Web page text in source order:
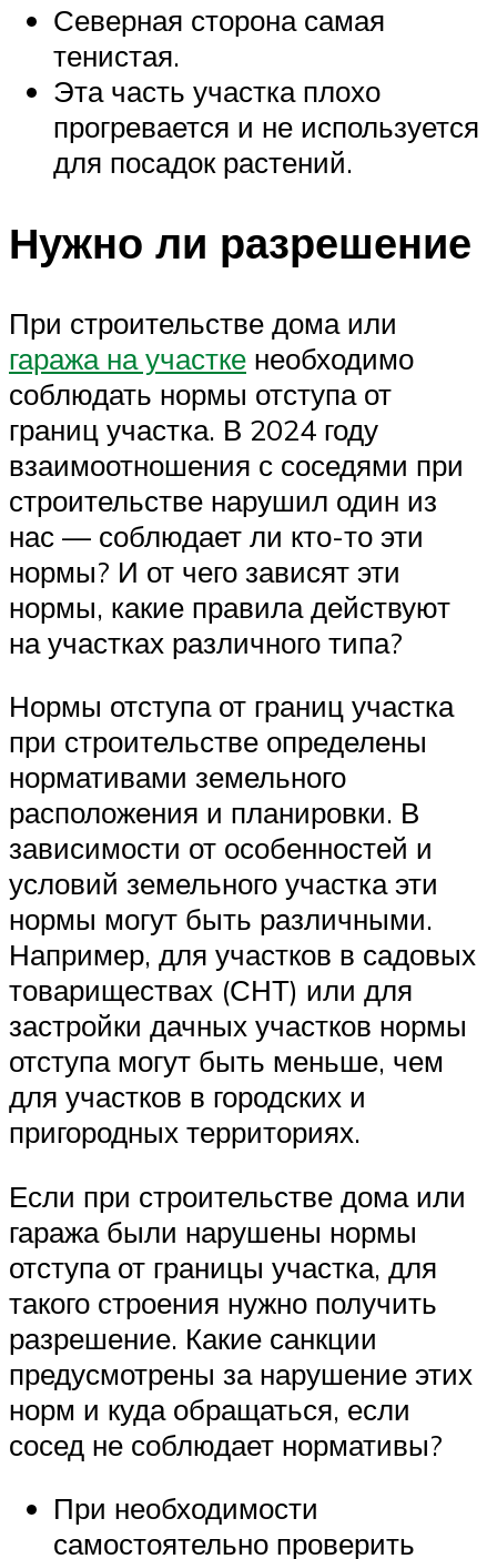
Северная сторона самая
тенистая.
Эта часть участка плохо
прогревается и не используется
для посадок растений.
Нужно ли разрешение
При строительстве дома или
гаража на участке необходимо
соблюдать нормы отступа от
границ участка. В 2024 году
взаимоотношения с соседями при
строительстве нарушил один из
нас — соблюдает ли кто-то эти
нормы? И от чего зависят эти
нормы, какие правила действуют
на участках различного типа?
Нормы отступа от границ участка
при строительстве определены
нормативами земельного
расположения и планировки. В
зависимости от особенностей и
условий земельного участка эти
нормы могут быть различными.
Например, для участков в садовых
товариществах (СНТ) или для
застройки дачных участков нормы
отступа могут быть меньше, чем
для участков в городских и
пригородных территориях.
Если при строительстве дома или
гаража были нарушены нормы
отступа от границы участка, для
такого строения нужно получить
разрешение. Какие санкции
предусмотрены за нарушение этих
норм и куда обращаться, если
сосед не соблюдает нормативы?
При необходимости
самостоятельно проверить